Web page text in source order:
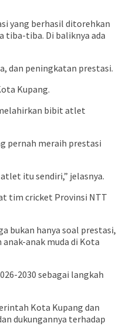
yang berhasil ditorehkan
tiba-tiba. Di baliknya ada
dan peningkatan prestasi.
Kupang.
bibit atlet
pernah meraih prestasi
itu sendiri,” jelasnya.
tim cricket Provinsi NTT
bukan hanya soal prestasi,
anak muda di Kota
2030 sebagai langkah
Kota Kupang dan
dukungannya terhadap